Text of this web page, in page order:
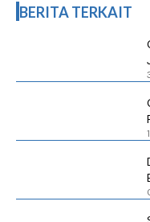
BERITA TERKAIT